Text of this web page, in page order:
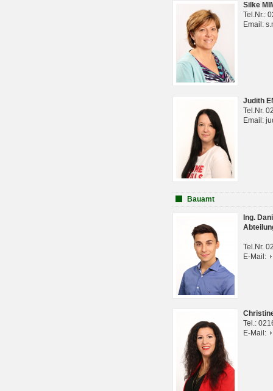
Silke
Tel.Nr.:
Email:
Judith
Tel.Nr.
Email:
Bauamt
Ing.
Tel.Nr.
E-Mail:
Tel.:
E-Mail: